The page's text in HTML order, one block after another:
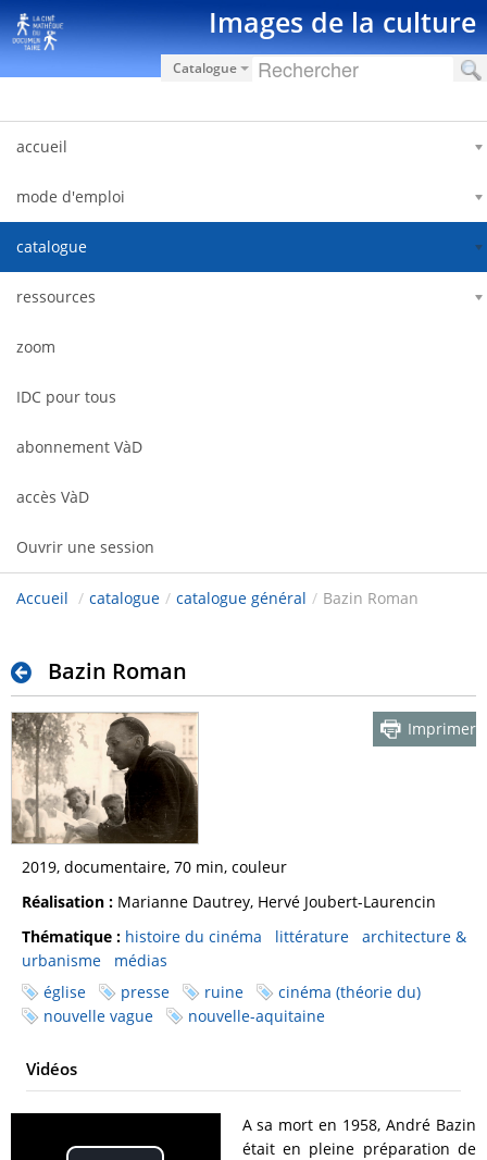
Saut au contenu Images de la culture
Catalogue
accueil
mode d'emploi
catalogue
ressources
zoom
IDC pour tous
abonnement VàD
accès VàD
Ouvrir une session
Accueil / catalogue / catalogue général / Bazin Roman
Bazin Roman
Imprimer
2019, documentaire, 70 min, couleur
Réalisation : Marianne Dautrey, Hervé Joubert-Laurencin
Thématique : histoire du cinéma littérature
architecture &
urbanisme
médias
église
presse ruine
cinéma (théorie du)
nouvelle vague
nouvelle-aquitaine
Vidéos
A sa mort en 1958, André Bazin
était en pleine préparation de